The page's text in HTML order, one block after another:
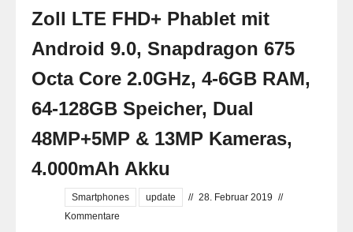
Zoll LTE FHD+ Phablet mit
Android 9.0, Snapdragon 675
Octa Core 2.0GHz, 4-6GB RAM,
64-128GB Speicher, Dual
48MP+5MP & 13MP Kameras,
4.000mAh Akku
Smartphones update // 28. Februar 2019 //
Kommentare